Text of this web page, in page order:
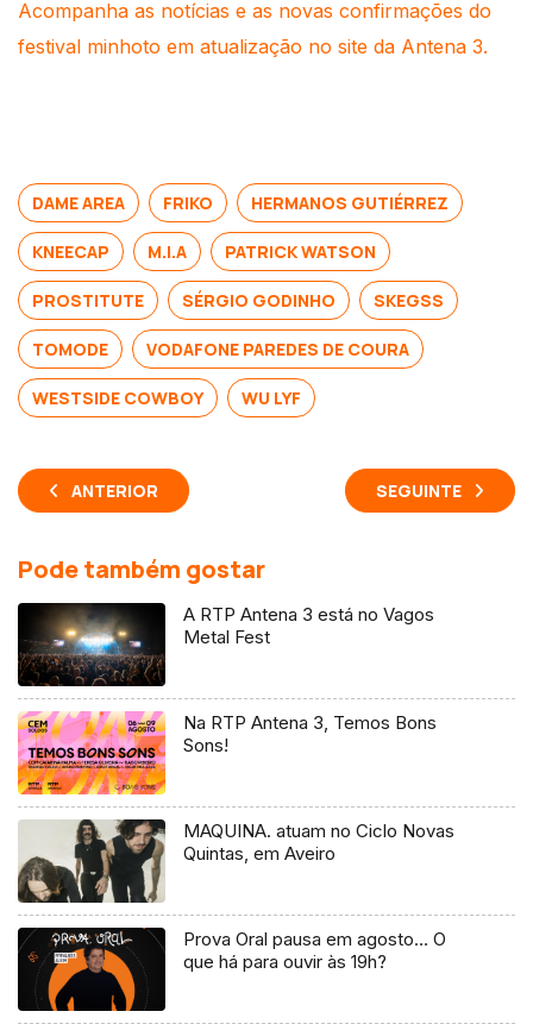
Acompanha as notícias e as novas confirmações do
festival minhoto em atualização no site da Antena 3.
DAME AREA FRIKO HERMANOS GUTIÉRREZ
KNEECAP M.I.A PATRICK WATSON
PROSTITUTE SÉRGIO GODINHO SKEGSS
TOMODE VODAFONE PAREDES DE COURA
WESTSIDE COWBOY WU LYF
ANTERIOR SEGUINTE
Pode também gostar
A RTP Antena 3 está no Vagos
Metal Fest
Na RTP Antena 3, Temos Bons
Sons!
MAQUINA. atuam no Ciclo Novas
Quintas, em Aveiro
Prova Oral pausa em agosto… O
que há para ouvir às 19h?